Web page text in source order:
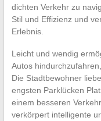
dichten Verkehr zu
Stil und Effizienz und
Erlebnis.
Leicht und wendig
Autos
Die Stadtbewohner
engsten Parklücken
einem besseren
verkörpert intelligente